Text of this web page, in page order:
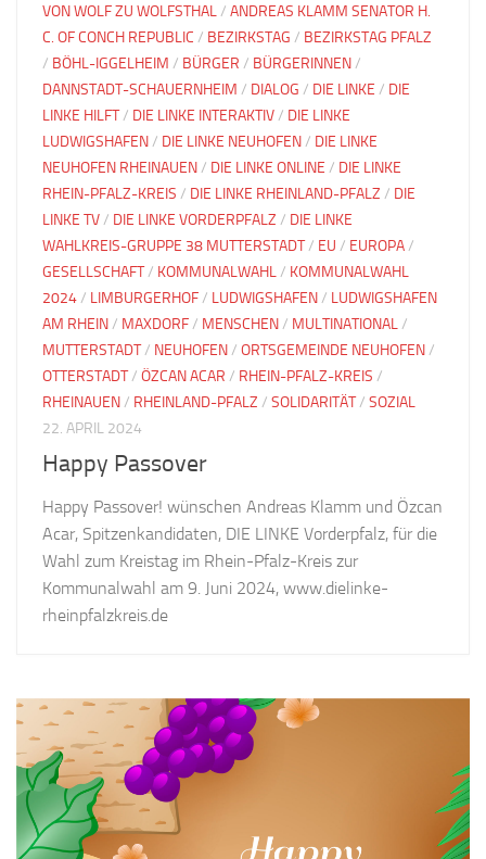
VON WOLF ZU WOLFSTHAL/ ANDREAS KLAMM SENATOR H.
C. OF CONCH REPUBLIC / BEZIRKSTAG / BEZIRKSTAG PFALZ
/ BÖHL-IGGELHEIM / BÜRGER / BÜRGERINNEN/
DANNSTADT-SCHAUERNHEIM / DIALOG / DIE LINKE / DIE
LINKE HILFT/ DIE LINKE INTERAKTIV/ DIE LINKE
LUDWIGSHAFEN/ DIE LINKE NEUHOFEN/ DIE LINKE
NEUHOFEN RHEINAUEN/ DIE LINKE ONLINE / DIE LINKE
RHEIN-PFALZ-KREIS / DIE LINKE RHEINLAND-PFALZ / DIE
LINKE TV/ DIE LINKE VORDERPFALZ / DIE LINKE
WAHLKREIS-GRUPPE 38 MUTTERSTADT/ EU / EUROPA/
GESELLSCHAFT/ KOMMUNALWAHL/ KOMMUNALWAHL
2024/ LIMBURGERHOF/ LUDWIGSHAFEN/ LUDWIGSHAFEN
AM RHEIN/ MAXDORF/ MENSCHEN/ MULTINATIONAL/
MUTTERSTADT/ NEUHOFEN/ ORTSGEMEINDE NEUHOFEN/
OTTERSTADT/ ÖZCAN ACAR / RHEIN-PFALZ-KREIS /
RHEINAUEN/ RHEINLAND-PFALZ / SOLIDARITÄT/ SOZIAL
22. APRIL 2024
Happy Passover
Happy Passover! wünschen Andreas Klamm und Özcan
Acar, Spitzenkandidaten, DIE LINKE Vorderpfalz, für die
Wahl zum Kreistag im Rhein-Pfalz-Kreis zur
Kommunalwahl am 9. Juni 2024, www.dielinke-
rheinpfalzkreis.de